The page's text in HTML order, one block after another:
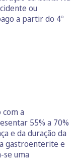
ou
a partir do 4º
com a
55% a 70%
e da duração da
gastroenterite e
se uma